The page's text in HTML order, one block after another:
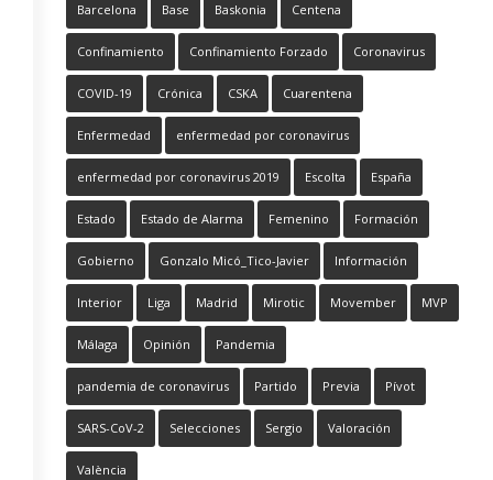
Barcelona Base Baskonia Centena
Confinamiento Confinamiento Forzado Coronavirus
COVID-19 Crónica CSKA Cuarentena
Enfermedad enfermedad por coronavirus
enfermedad por coronavirus 2019 Escolta España
Estado Estado de Alarma Femenino Formación
Gobierno Gonzalo Micó_Tico-Javier Información
Interior Liga Madrid Mirotic Movember MVP
Málaga Opinión Pandemia
pandemia de coronavirus Partido Previa Pívot
SARS-CoV-2 Selecciones Sergio Valoración
València